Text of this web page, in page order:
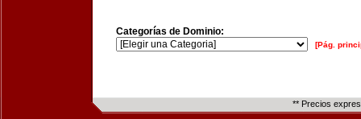
Categorías de Dominio:
[Pág.
** Precios